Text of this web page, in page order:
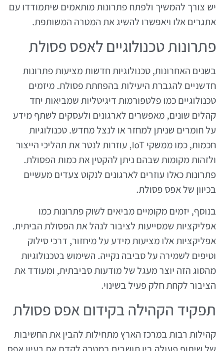
יש צורך להמשיך ולפתח פתרונות מותאמים שיתמודדו עם
אתגרים אלו ויאפשרו להשיג את המטרה המשותפת.
פתרונות טכנולוגיים לאפס פסולת
בשנים האחרונות, טכנולוגיות חדשות מציעות פתרונות
חדשניים להגברת היעילות בהפחתת פסולת. מיזמים
טכנולוגיים כמו פלטפורמות דיגיטליות שמביאות יחד
קהלים שונים, מאפשרים לארגונים ולעסקים לשתף מידע
על חומרים שניתן למחזר או לנצל מחדש. טכנולוגיות
חכמות, כמו ממשקי IoT, עוזרות לנטר את תהליכי הייצור
ולזהות מקומות שבהם ניתן להקטין את כמות הפסולת.
פתרונות כאלו עוזרים לארגונים לנקוט צעדים מעשיים
בכיוון של אפס פסולת.
בנוסף, יזמים מקומיים מביאים לשוק פתרונות כמו
אפליקציות שמסייעות לציבור לנהל את הפסולת הביתית.
אפליקציות אלו מציעות מידע על מיחזור, דרכי סילוק
וטיפים לשמירה על סביבה נקייה. השימוש בטכנולוגיות
מהסוג הזה יוצר מעגל של מודעות סביבתית, ומעודד את
הציבור לקחת חלק פעיל בשינוי.
תפקיד הקהילה בקידום אפס פסולת
קהילות רבות במרכז הארץ מתחילות להבין את החשיבות